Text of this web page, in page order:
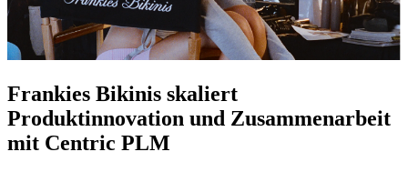
Frankies Bikinis skaliert
Produktinnovation und Zusammenarbeit
mit Centric PLM